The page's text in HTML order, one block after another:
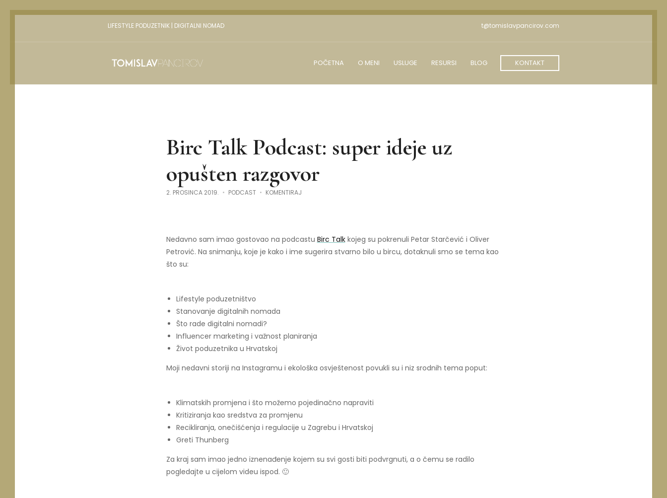
LIFESTYLE PODUZETNIK | DIGITALNI NOMAD t@tomislavpancirov.com
POČETNA O MENI USLUGE RESURSI BLOG KONTAKT
Birc Talk Podcast: super ideje uz
opušten razgovor
2. PROSINCA 2019. PODCAST KOMENTIRAJNA
OPUŠTEN
RAZGOVOR
Nedavno sam imao gostovao na podcastu Birc Talkkojeg su pokrenuli Petar Starčević i Oliver
Petrović. Na snimanju, koje je kako i ime sugerira stvarno bilo u bircu, dotaknuli smo se tema kao
što su:
Lifestyle poduzetništvo
Stanovanje digitalnih nomada
Što rade digitalni nomadi?
Influencer marketing i važnost planiranja
Život poduzetnika u Hrvatskoj
Moji nedavni storiji na Instagramu i ekološka osvještenost povukli su i niz srodnih tema poput:
Klimatskih promjena i što možemo pojedinačno napraviti
Kritiziranja kao sredstva za promjenu
Recikliranja, onečišćenja i regulacije u Zagrebu i Hrvatskoj
Greti Thunberg
Za kraj sam imao jedno iznenađenje kojem su svi gosti biti podvrgnuti, a o čemu se radilo
pogledajte u cijelom videu ispod. 🙂